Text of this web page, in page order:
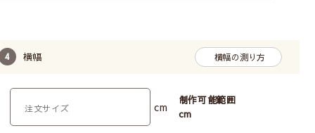
横幅 横幅の測り方
cm
制作可能範囲
cm